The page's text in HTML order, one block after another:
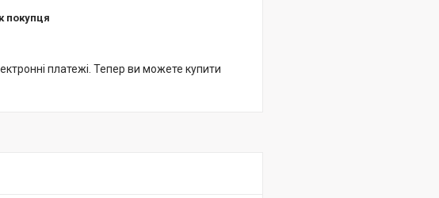
покупця
платежі. Тепер ви можете купити